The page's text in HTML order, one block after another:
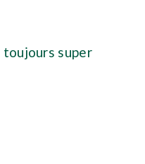
super